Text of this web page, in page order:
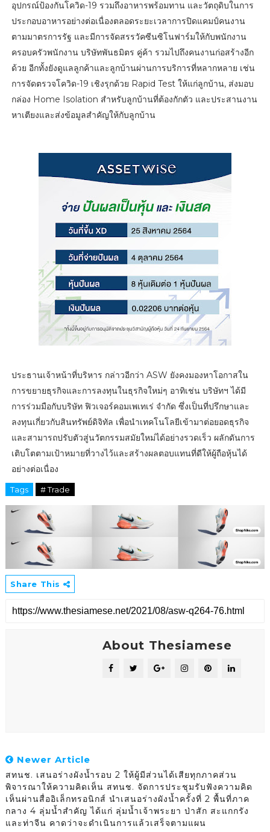
อุปกรณ์ป้องกันโควิด-19 รวมถึงอาหารพร้อมทาน และวัตถุดิบในการ
ประกอบอาหารอย่างต่อเนื่องตลอดระยะเวลาการปิดแคมป์คนงาน
ตามมาตรการรัฐ และมีการจัดสรรวัคซีนซิโนฟาร์มให้กับพนักงาน
ครอบครัวพนักงาน บริษัทพันธมิตร คู่ค้า รวมไปถึงคนงานก่อสร้างอีก
ด้วย อีกทั้งยังดูแลลูกค้าและลูกบ้านผ่านการบริการที่หลากหลาย เช่น
การจัดตรวจโควิด-19 เชิงรุกด้วย Rapid Test ให้แก่ลูกบ้าน, ส่งมอบ
กล่อง Home Isolation สำหรับลูกบ้านที่ต้องกักตัว และประสานงาน
หาเตียงและส่งข้อมูลสำคัญให้กับลูกบ้าน
ประธานเจ้าหน้าที่บริหาร กล่าวอีกว่า ASW ยังคงมองหาโอกาสใน
การขยายธุรกิจและการลงทุนในธุรกิจใหม่ๆ อาทิเช่น บริษัทฯ ได้มี
การร่วมมือกับบริษัท ฟิวเจอร์คอมเพเทเร่ จำกัด ซึ่งเป็นที่ปรึกษาและ
ลงทุนเกี่ยวกับสินทรัพย์ดิจิทัล เพื่อนำเทคโนโลยีเข้ามาต่อยอดธุรกิจ
และสามารถปรับตัวสู่นวัตกรรมสมัยใหม่ได้อย่างรวดเร็ว ผลักดันการ
เติบโตตามเป้าหมายที่วางไว้และสร้างผลตอบแทนที่ดีให้ผู้ถือหุ้นได้
อย่างต่อเนื่อง
Tags # Trade
Share This
About Thesiamese
Newer Article
สทนช. เสนอร่างผังน้ำรอบ 2 ให้ผู้มีส่วนได้เสียทุกภาคส่วน
พิจารณาให้ความคิดเห็น สทนช. จัดการประชุมรับฟังความคิด
เห็นผ่านสื่ออิเล็กทรอนิกส์ นำเสนอร่างผังน้ำครั้งที่ 2 พื้นที่ภาค
กลาง 4 ลุ่มน้ำสำคัญ ได้แก่ ลุ่มน้ำเจ้าพระยา ป่าสัก สะแกกรัง
และท่าจีน คาดว่าจะดำเนินการแล้วเสร็จตามแผน